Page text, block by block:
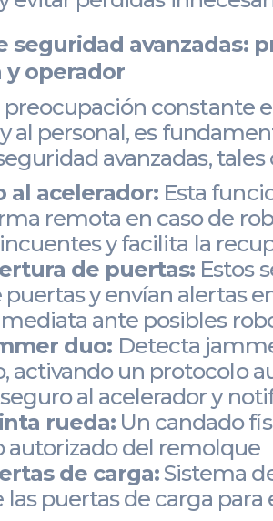
seguridad avanzadas:
y operador
constante
al personal, es
avanzadas, tales
al acelerador: Esta
remota en caso de
y facilita la
de puertas: Estos
puertas y envían alertas
ante posibles
duo: Detecta
activando un protocolo
al acelerador y
rueda:Un candado
autorizado del remolque
de carga:Sistema
puertas de carga para